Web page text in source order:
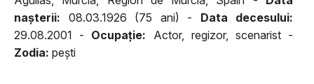
naşterii: 08.03.1926 (75 ani) - Data decesului:
29.08.2001 - Ocupaţie: Actor, regizor, scenarist -
Zodia: peşti